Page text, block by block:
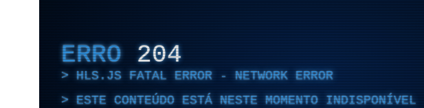
ERRO 204
HLS.JS FATAL ERROR - NETWORK ERROR
ESTE CONTEÚDO ESTÁ NESTE MOMENTO INDISPONÍVEL